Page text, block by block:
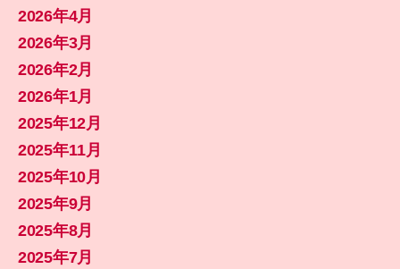
2026年4月
2026年3月
2026年2月
2026年1月
2025年12月
2025年11月
2025年10月
2025年9月
2025年8月
2025年7月